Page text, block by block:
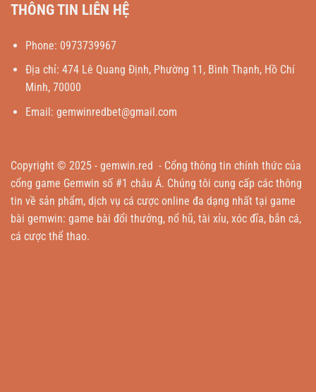
THÔNG TIN LIÊN HỆ
Phone: 0973739967
Địa chỉ: 474 Lê Quang Định, Phường 11, Bình Thạnh, Hồ Chí
Minh, 70000
Email: gemwinredbet@gmail.com
Copyright © 2025 - gemwin.red - Cổng thông tin chính thức của
cổng game Gemwin số #1 châu Á. Chúng tôi cung cấp các thông
tin về sản phẩm, dịch vụ cá cược online đa dạng nhất tại game
bài gemwin: game bài đổi thưởng, nổ hũ, tài xỉu, xóc đĩa, bắn cá,
cá cược thể thao.